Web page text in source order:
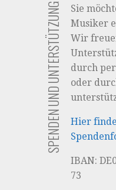
SPENDEN UND UNTERSTÜTZUNG
Sie
Musiker
Wir
durch
oder
Hier
IBAN:
73